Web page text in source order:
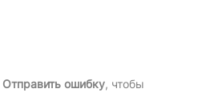
Отправить ошибку, чтобы